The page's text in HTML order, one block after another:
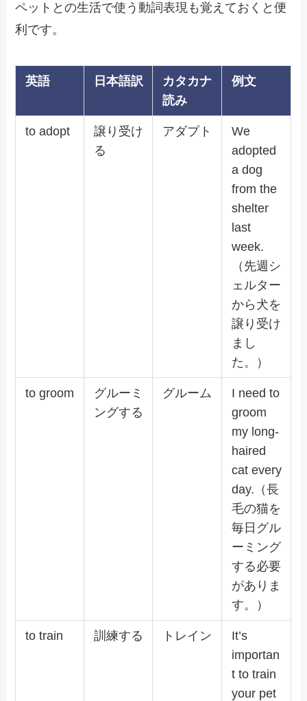
ペットとの生活で使う動詞表現も覚えておくと便
利です。
英語 日本語訳
カタカナ
読み
例文
to adopt
譲り受け
る
アダプト
We
adopted
a dog
from the
shelter
last
week.
（先週シ
ェルター
から犬を
譲り受け
まし
た。）
to groom
グルーミ
ングする
グルーム
I need to
groom
my long-
haired
cat every
day.（長
毛の猫を
毎日グル
ーミング
する必要
がありま
す。）
to train 訓練する トレイン
It’s
importan
t to train
your pet